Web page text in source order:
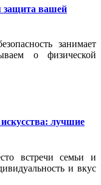
защита вашей
занимает
о физической
лучшие
встречи семьи и
и вкус